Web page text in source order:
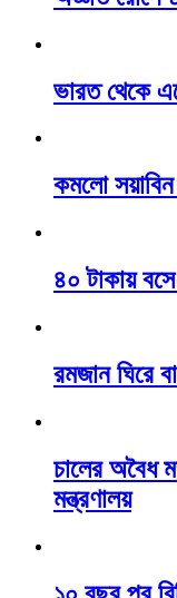
ভারত থেকে
কমলো
৪০ টাকায়
রমজান ঘিরে
চালের অবৈধ
মন্ত্রণালয়